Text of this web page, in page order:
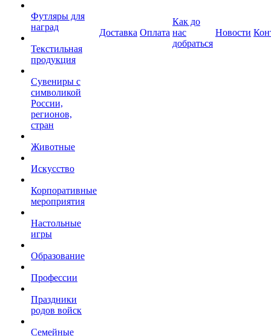
Футляры для
наград
Текстильная
продукция
Сувениры с
символикой
России,
регионов,
стран
Животные
Искусство
Корпоративные
мероприятия
Настольные
игры
Образование
Профессии
Праздники
родов войск
Семейные
Доставка Оплата
Как до
нас
добраться
Новости